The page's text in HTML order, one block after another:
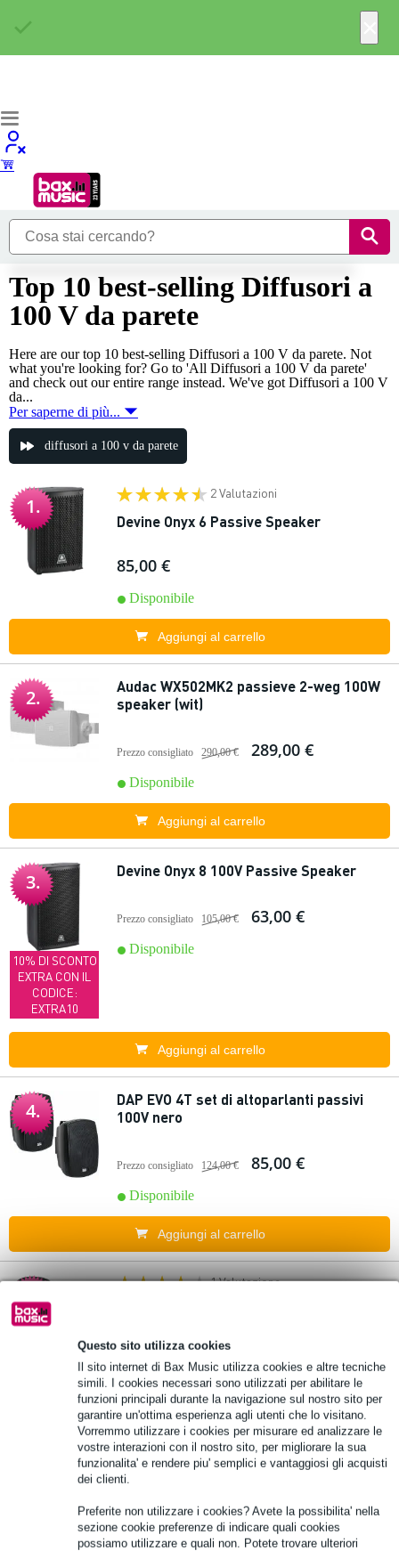
Questo sito utilizza cookies
Il sito internet di Bax Music utilizza cookies e altre tecniche
simili. I cookies necessari sono utilizzati per abilitare le
funzioni principali durante la navigazione sul nostro sito per
garantire un'ottima esperienza agli utenti che lo visitano.
Vorremmo utilizzare i cookies per misurare ed analizzare le
vostre interazioni con il nostro sito, per migliorare la sua
funzionalita' e rendere piu' semplici e vantaggiosi gli acquisti
dei clienti.
Preferite non utilizzare i cookies? Avete la possibilita' nella
sezione cookie preferenze di indicare quali cookies
possiamo utilizzare e quali non. Potete trovare ulteriori
Top 10 best-selling Diffusori a
100 V da parete
Here are our top 10 best-selling Diffusori a 100 V da parete. Not
what you're looking for? Go to 'All Diffusori a 100 V da parete'
and check out our entire range instead. We've got Diffusori a 100 V
da...
Per saperne di più...
diffusori a 100 v da parete
1.
2 Valutazioni
Devine Onyx 6 Passive Speaker
85,00 €
Disponibile
Aggiungi al carrello
2.
Audac WX502MK2 passieve 2-weg 100W
speaker (wit)
Prezzo consigliato 290,00 € 289,00 €
Disponibile
Aggiungi al carrello
3.
10% DI SCONTO
EXTRA CON IL
CODICE:
EXTRA10
Devine Onyx 8 100V Passive Speaker
Prezzo consigliato 105,00 € 63,00 €
Disponibile
Aggiungi al carrello
4.
DAP EVO 4T set di altoparlanti passivi
100V nero
Prezzo consigliato 124,00 € 85,00 €
Disponibile
Aggiungi al carrello
5.
1 Valutazione
241,00 €
Disponibile
Aggiungi al carrello
DAP EVO 6T set di altoparlanti passivi
100V nero